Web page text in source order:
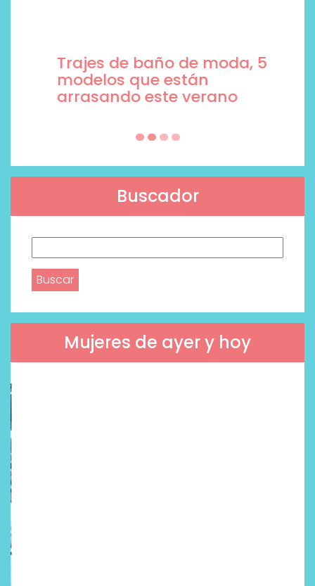
Trajes de baño de moda, 5
modelos que están
arrasando este verano
Buscador
Mujeres de ayer y hoy